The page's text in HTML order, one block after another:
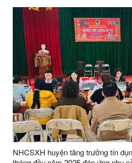
NHCSXH huyện tăng trưởng tín